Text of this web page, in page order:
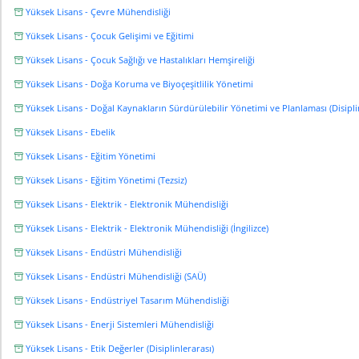
Yüksek Lisans - Çevre Mühendisliği
Yüksek Lisans - Çocuk Gelişimi ve Eğitimi
Yüksek Lisans - Çocuk Sağlığı ve Hastalıkları Hemşireliği
Yüksek Lisans - Doğa Koruma ve Biyoçeşitlilik Yönetimi
Yüksek Lisans - Doğal Kaynakların Sürdürülebilir Yönetimi ve Planlaması
Yüksek Lisans - Ebelik
Yüksek Lisans - Eğitim Yönetimi
Yüksek Lisans - Eğitim Yönetimi (Tezsiz)
Yüksek Lisans - Elektrik - Elektronik Mühendisliği
Yüksek Lisans - Elektrik - Elektronik Mühendisliği (İngilizce)
Yüksek Lisans - Endüstri Mühendisliği
Yüksek Lisans - Endüstri Mühendisliği (SAÜ)
Yüksek Lisans - Endüstriyel Tasarım Mühendisliği
Yüksek Lisans - Enerji Sistemleri Mühendisliği
Yüksek Lisans - Etik Değerler (Disiplinlerarası)